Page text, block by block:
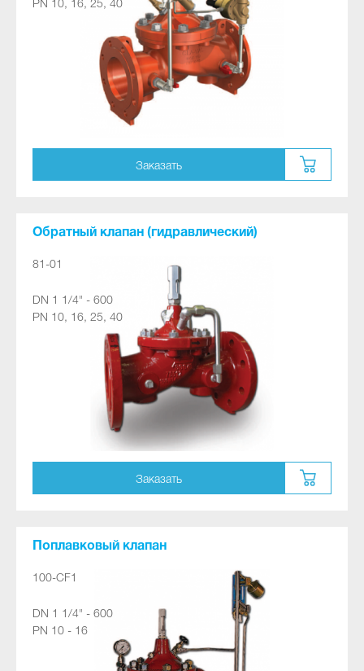
PN 10, 16, 25, 40
Заказать
Обратный клапан (гидравлический)
81-01
DN 1 1/4" - 600
PN 10, 16, 25, 40
Заказать
Поплавковый клапан
100-CF1
DN 1 1/4" - 600
PN 10 - 16